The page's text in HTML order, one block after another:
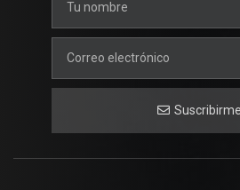
Suscribirme